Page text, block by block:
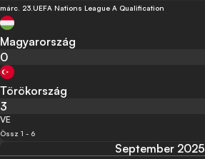
márc. 23. UEFA Nations League A Qualification
Magyarország
0
Törökország
3
VE
Össz 1 - 6
September 2025